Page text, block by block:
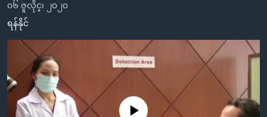
သို့
ကျော်
ကြည့်
ပင်မ
အ
ညွန်း
အစ္စရေး-ပါလက်စတိုင်း
အင်္ဂလိပ်စာလေ့လာမယ်
မကြေးမုံရဲ့ အင်္ဂလိပ်စာ
ရုပ်ရှင်ထဲက အင်္ဂလိပ်စာ
သုတပဒေသာ အင်္ဂလိပ်စာ
ရေဒီယို
တီဗွီ
ရေဒီယိုနှင့်ရုပ်သံ အချက်အလက်များ
ရေဒီယို/တီဗွီအစီအစဉ်
Learning English
၀၆ ဇူလိုင္၊ ၂၀၂၀
ရန်နိုင်
No media source currently available